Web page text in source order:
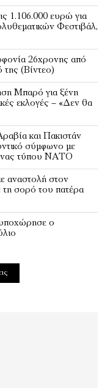
1.106.000 ευρώ για
Φεστιβάλ,
26χρονης από
(Βίντεο)
Μπαρό για ξένη
εκλογές – «Δεν θα
και Πακιστάν
σύμφωνο με
τύπου ΝΑΤΟ
αναστολή στον
σορό του πατέρα
ο